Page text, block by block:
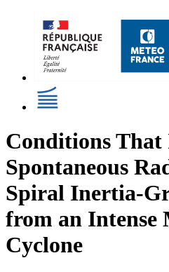
Conditions
Spontaneous
Spiral Inertia-
from an Intense
Cyclone